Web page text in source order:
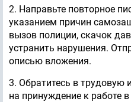
2. Направьте повторное
указанием причин
вызов полиции, скачок
устранить нарушения.
описью вложения.
3. Обратитесь в
на принуждение к работе